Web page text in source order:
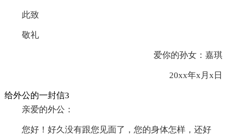
此致
敬礼
爱你的孙女：嘉琪
20xx年x月x日
给外公的一封信3
亲爱的外公：
您好！好久没有跟您见面了，您的身体怎样，还好